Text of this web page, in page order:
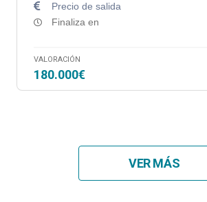
Precio de salida
Finaliza en
VALORACIÓN
180.000€
VER MÁS